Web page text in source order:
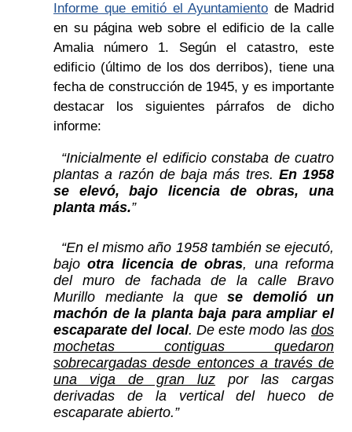
Informe que emitió el Ayuntamiento de Madrid
en su página web sobre el edificio de la calle
Amalia número 1. Según el catastro, este
edificio (último de los dos derribos), tiene una
fecha de construcción de 1945, y es importante
destacar los siguientes párrafos de dicho
informe:
“Inicialmente el edificio constaba de cuatro
plantas a razón de baja más tres. En 1958
se elevó, bajo licencia de obras, una
planta más.”
“En el mismo año 1958 también se ejecutó,
bajootra licencia de obras, una reforma
del muro de fachada de la calle Bravo
Murillo mediante la que se demolió un
machón de la planta baja para ampliar el
escaparate del local. De este modo lasdos
mochetas contiguas quedaron
sobrecargadas desde entonces a través de
una viga de gran luz por las cargas
derivadas de la vertical del hueco de
escaparate abierto.”